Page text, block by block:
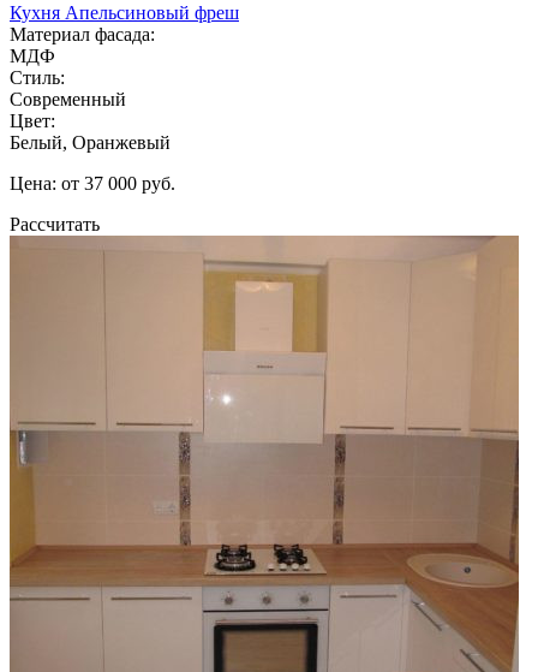
Кухня Апельсиновый фреш
Материал фасада:
МДФ
Стиль:
Современный
Цвет:
Белый, Оранжевый
Цена: от 37 000 руб.
Рассчитать